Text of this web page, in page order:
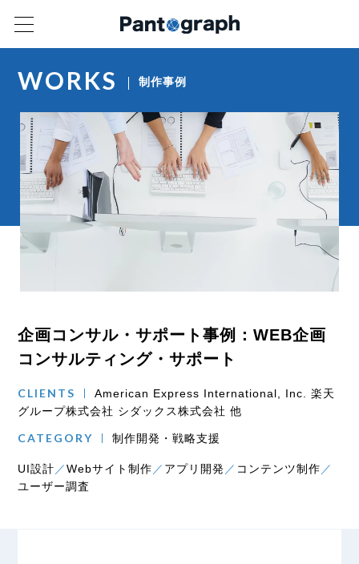
WORKS 制作事例
企画コンサル・サポート事例：WEB企画
コンサルティング・サポート
CLIENTS
American Express International, Inc. 楽天
グループ株式会社 シダックス株式会社 他
CATEGORY 制作開発・戦略支援
UI設計 Webサイト制作 アプリ開発
コンテンツ制作
ユーザー調査